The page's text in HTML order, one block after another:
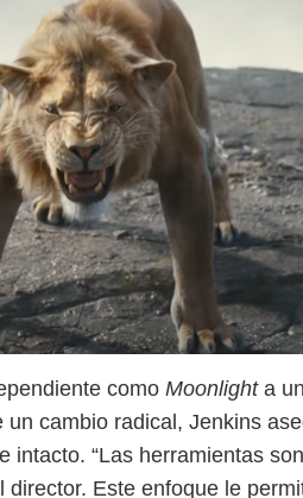
como Moonlighta
un cambio radical, Jenkins
intacto. “Las herramientas
director. Este enfoque le